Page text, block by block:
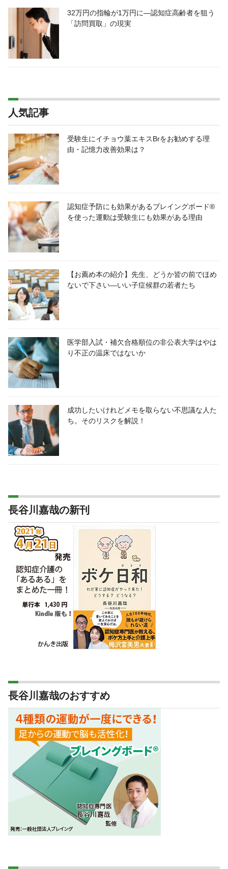
32万円の指輪が1万円に―認知症高齢者を狙う
「訪問買取」の現実
人気記事
受験生にイチョウ葉エキスBrをお勧めする理
由・記憶力改善効果は？
認知症予防にも効果があるブレイングボード®
を使った運動は受験生にも効果がある理由
【お薦め本の紹介】先生、どうか皆の前でほめ
ないで下さい―いい子症候群の若者たち
医学部入試・補欠合格順位の非公表大学はやは
り不正の温床ではないか
成功したいけれどメモを取らない不思議な人た
ち。そのリスクを解説！
長谷川嘉哉の新刊
長谷川嘉哉のおすすめ